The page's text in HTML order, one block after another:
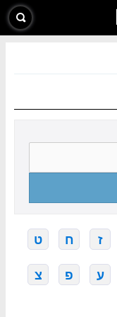
ז ח ט
ע פ צ